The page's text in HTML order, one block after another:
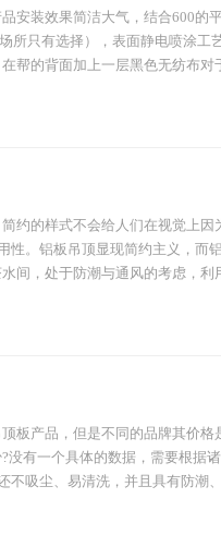
安装效果简洁大气，结合600的
所只有选择），表面静电喷涂工
帮的背面加上一层黑色无纺布对
约的样式不会给人们在视觉上因
。铝板吊顶显现简约主义，而
间，处于防潮与通风的考虑，利
板产品，但是不同的品牌其价
有一个具体的数据，需要根据
吸尘、易清洗，并且具有防潮